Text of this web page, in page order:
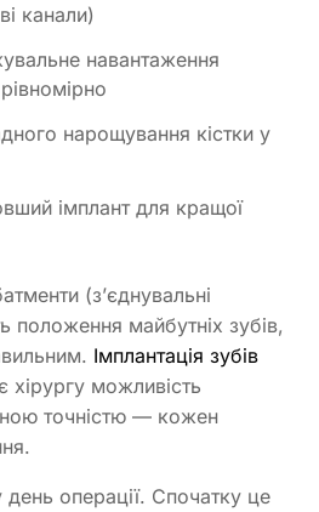
канали)
навантаження
нарощування кістки у
імплант для кращої
(з’єднувальні
положення майбутніх зубів,
Імплантація зубів
хірургу можливість
точністю — кожен
день операції. Спочатку це